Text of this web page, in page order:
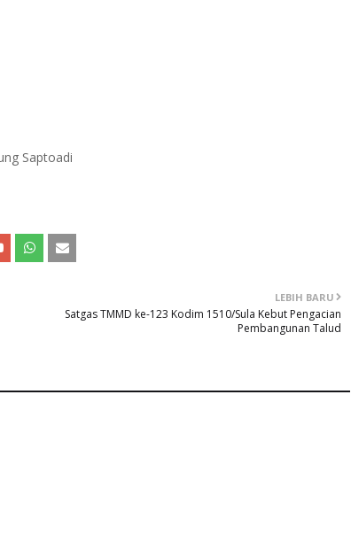
Saptoadi
LEBIH BARU
Satgas TMMD ke-123 Kodim 1510/Sula Kebut Pengacian
Pembangunan Talud